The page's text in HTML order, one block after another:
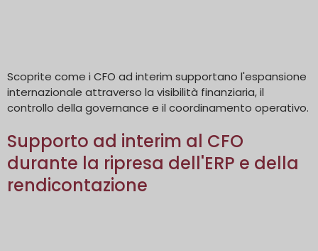
Scoprite come i CFO ad interim supportano l'espansione
internazionale attraverso la visibilità finanziaria, il
controllo della governance e il coordinamento operativo.
Supporto ad interim al CFO
durante la ripresa dell'ERP e della
rendicontazione